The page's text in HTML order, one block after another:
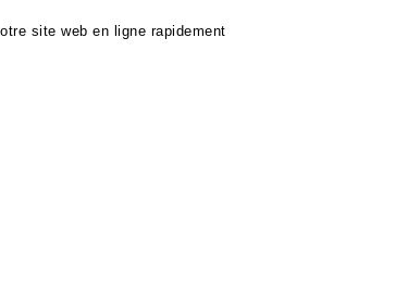
site web en ligne rapidement